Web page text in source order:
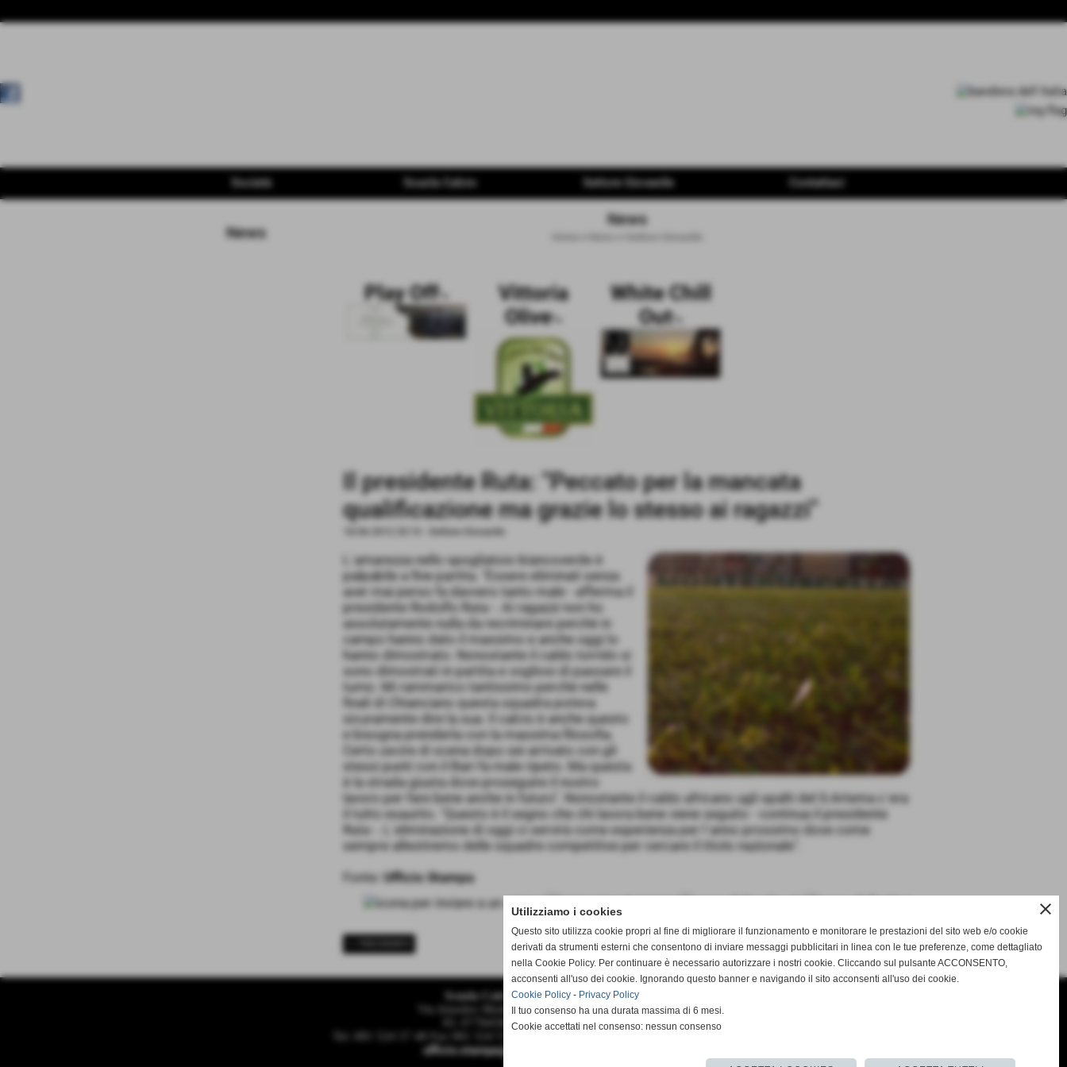
Società Scuola Calcio Settore Giovanile Contattaci
News
News
Play Off">
Vittoria
Olive">
White Chill
Out
Il presidente Ruta: "Peccato per la mancata
qualificazione ma grazie lo stesso ai ragazzi"
L´amarezza nello spogliatoio biancoverde è
palpabile a fine partita. "Essere eliminati senza
aver mai perso fa davvero tanto male - afferma il
presidente Rodolfo Ruta -. Ai ragazzi non ho
assolutamente nulla da recriminare perchè in
campo hanno dato il massimo e anche oggi lo
hanno dimostrato. Nonostante il caldo torrido si
sono dimostrati in partita e vogliosi di passare il
turno. Mi rammarico tantissimo perchè nelle
finali di Chianciano questa squadra poteva
sicuramente dire la sua. Il calcio è anche questo
e bisogna prenderla con la massima filosofia.
Certo uscire di scena dopo sei arrivato con gli
stessi punti con il Bari fa male ripeto. Ma questa
è la strada giusta dove proseguire il nostro
lavoro per fare bene anche in futuro". Nonostante il caldo africano ugli spalti del S.Artema c´era
il tutto esaurito. "Questo è il segno che chi lavora bene viene seguito - continua il presidente
Ruta -. L´eliminazione di oggi ci servirà come esperienza per l´anno prossimo dove come
sempre allestiremo delle squadre competitive per cercare il titolo nazionale".
Fonte: Ufficio Stampa
SUCCESSIVO >>
Scuola Calcio & Settore Giovanile
Via Amedeo Modigliani 18 - Pozzuoli (Napoli)
P.I. 07784580636 C.F 96012290639
Tel. 081 524 57 48 Fax 081 524 57 48 mail segreteria@monteruscellocalcio.com
ufficio.stampa@monteruscellocalcio.com
close
Utilizziamo i cookies
Questo sito utilizza cookie propri al fine di migliorare il funzionamento e monitorare le prestazioni del sito web e/o cookie
derivati da strumenti esterni che consentono di inviare messaggi pubblicitari in linea con le tue preferenze, come dettagliato
nella Cookie Policy. Per continuare è necessario autorizzare i nostri cookie. Cliccando sul pulsante ACCONSENTO,
acconsenti all'uso dei cookie. Ignorando questo banner e navigando il sito acconsenti all'uso dei cookie.
Cookie Policy - Privacy Policy
Il tuo consenso ha una durata massima di 6 mesi.
Cookie accettati nel consenso: nessun consenso